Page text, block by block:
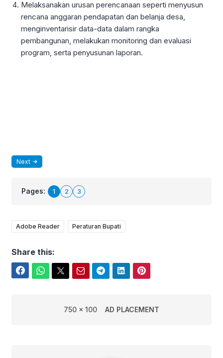
Melaksanakan urusan perencanaan seperti menyusun
rencana anggaran pendapatan dan belanja desa,
menginventarisir data-data dalam rangka
pembangunan, melakukan monitoring dan evaluasi
program, serta penyusunan laporan.
Next
Pages: 1 2 3
Adobe Reader Peraturan Bupati
Share this:
750 x 100 AD PLACEMENT